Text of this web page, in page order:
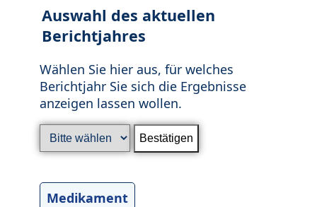
Auswahl des aktuellen
Berichtjahres
Wählen Sie hier aus, für welches
Berichtjahr Sie sich die Ergebnisse
anzeigen lassen wollen.
Medikament